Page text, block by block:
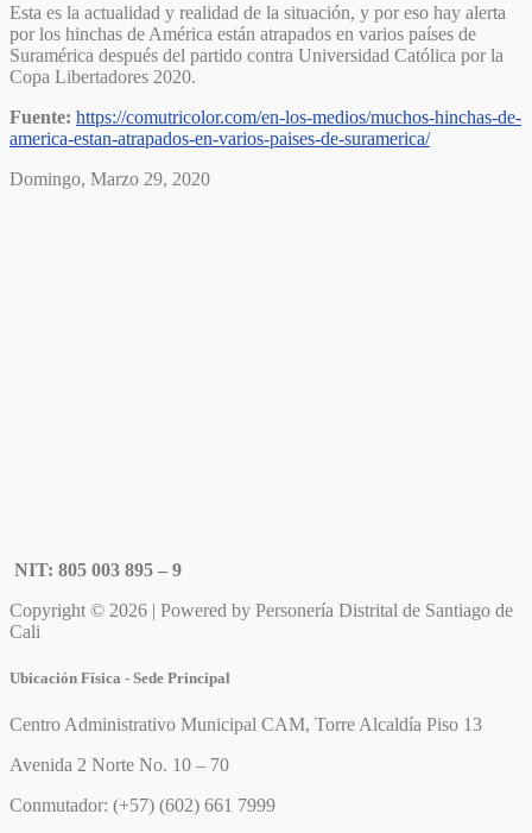
Esta es la actualidad y realidad de la situación, y por eso hay alerta
por los hinchas de América están atrapados en varios países de
Suramérica después del partido contra Universidad Católica por la
Copa Libertadores 2020.
Fuente: https://comutricolor.com/en-los-medios/muchos-hinchas-de-
america-estan-atrapados-en-varios-paises-de-suramerica/
Domingo, Marzo 29, 2020
NIT: 805 003 895 – 9
Copyright © 2026 | Powered by Personería Distrital de Santiago de
Cali
Ubicación Física - Sede Principal
Centro Administrativo Municipal CAM, Torre Alcaldía Piso 13
Avenida 2 Norte No. 10 – 70
Conmutador: (+57) (602) 661 7999